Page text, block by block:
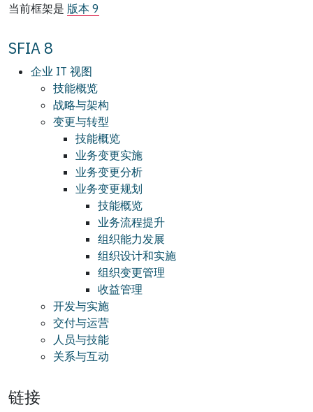
当前框架是 版本 9
SFIA 8
企业 IT 视图
技能概览
战略与架构
变更与转型
技能概览
业务变更实施
业务变更分析
业务变更规划
技能概览
业务流程提升
组织能力发展
组织设计和实施
组织变更管理
收益管理
开发与实施
交付与运营
人员与技能
关系与互动
链接